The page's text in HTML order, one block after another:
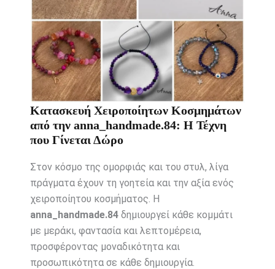
Κατασκευή Χειροποίητων Κοσμημάτων
από την anna_handmade.84: Η Τέχνη
που Γίνεται Δώρο
Στον κόσμο της ομορφιάς και του στυλ, λίγα
πράγματα έχουν τη γοητεία και την αξία ενός
χειροποίητου κοσμήματος. Η
anna_handmade.84δημιουργεί κάθε κομμάτι
με μεράκι, φαντασία και λεπτομέρεια,
προσφέροντας μοναδικότητα και
προσωπικότητα σε κάθε δημιουργία.